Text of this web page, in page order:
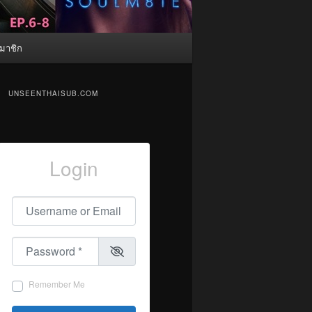
าชิก
UNSEENTHAISUB.COM
Login
Username or Email
Password
Remember Me